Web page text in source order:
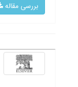
بررسی مقاله